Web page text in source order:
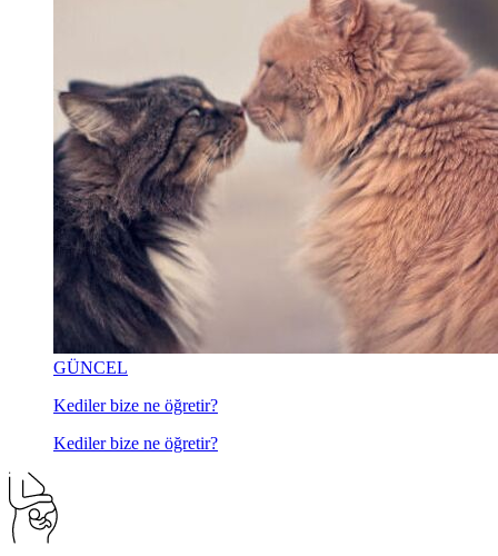
GÜNCEL
Kediler bize ne öğretir?
Kediler bize ne öğretir?